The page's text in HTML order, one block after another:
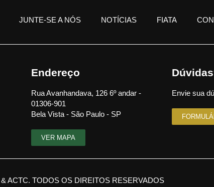
JUNTE-SE A NÓS NOTÍCIAS FIATA
Endereço
Rua Avanhandava, 126 6º andar -
01306-901
Bela Vista - São Paulo - SP
VER MAPA
Envie sua
ACTC. TODOS OS DIREITOS RESERVADOS